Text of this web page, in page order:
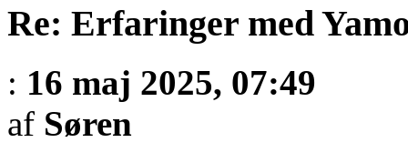
Re: Erfaringer med
: 16 maj 2025, 07:49
af Søren